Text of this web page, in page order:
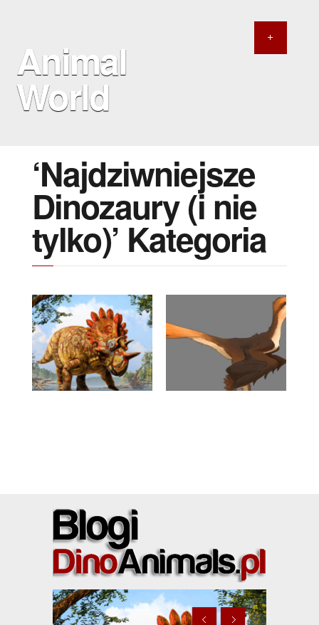
Animal
World
‘Najdziwniejsze
Dinozaury (i nie
tylko)’ Kategoria
9 SIERPNIA 2016
Regaliceratops, czyli
„Dino – Hellboy”
Yi qi – czyli prawdziwy
„dino – batman”